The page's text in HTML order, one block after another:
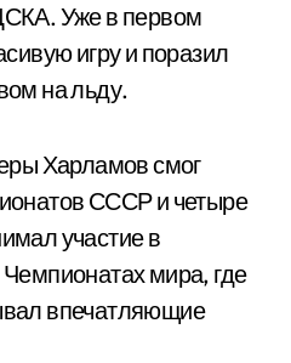
Уже в первом
игру и поразил
на льду.
Харламов смог
СССР и четыре
участие в
мира, где
впечатляющие